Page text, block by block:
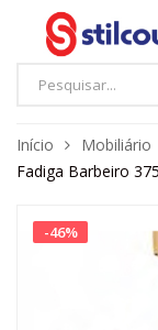
Início Mobiliário
Fadiga Barbeiro
-46%